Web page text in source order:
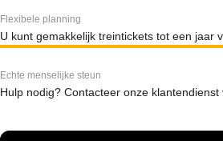
Flexibele planning
U kunt gemakkelijk treintickets tot een jaar
Echte menselijke steun
Hulp nodig? Contacteer onze